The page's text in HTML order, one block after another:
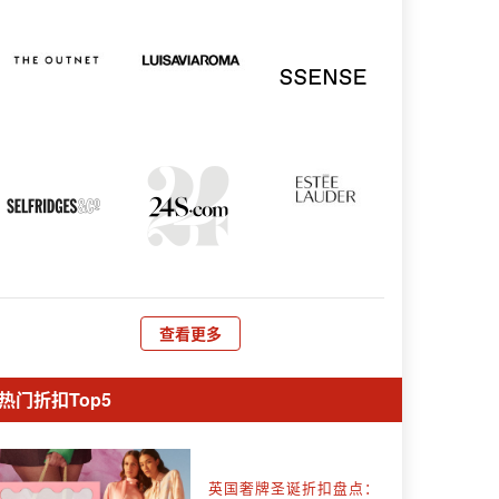
查看更多
门折扣Top5
英国奢牌圣诞折扣盘点：